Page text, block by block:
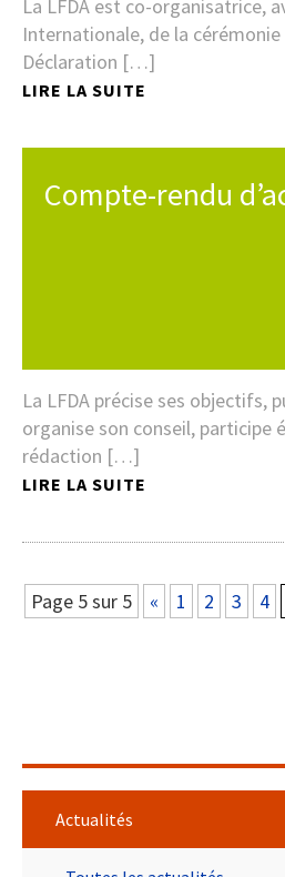
La LFDA est co-organisatrice,
Internationale, de la
Déclaration […]
LIRE LA SUITE
Compte-rendu
La LFDA précise ses objectifs,
organise son conseil, participe
rédaction […]
LIRE LA SUITE
Page 5 sur 5 « 1 2 3 4
Actualités